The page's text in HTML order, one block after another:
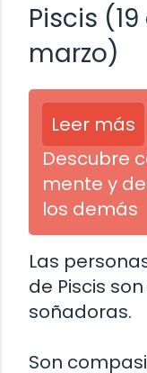
Piscis
marzo)
Leer más
Descubre
mente y
los demás
Las
de Piscis
soñadoras.
Son